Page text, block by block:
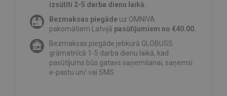
izsūtīti 2-5 darba dienu laikā.
Bezmaksas piegāde uz OMNIVA
pakomātiem Latvijā pasūtījumiem no €40.00.
Bezmaksas piegāde jebkurā GLOBUSS
grāmatnīcā 1-5 darba dienu laikā, kad
pasūtījums būs gatavs saņemšanai, saņemsi
e-pastu un/ vai SMS.